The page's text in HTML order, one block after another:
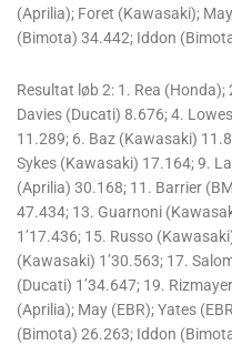
(Aprilia); Foret (Kawasaki);
(Bimota) 34.442; Iddon
Resultat løb 2: 1. Rea
Davies (Ducati) 8.676; 4.
11.289; 6. Baz (Kawasaki)
Sykes (Kawasaki) 17.164; 9.
(Aprilia) 30.168; 11. Barrier
47.434; 13. Guarnoni
1’17.436; 15. Russo
(Kawasaki) 1’30.563; 17.
(Ducati) 1’34.647; 19.
(Aprilia); May (EBR); Yates
(Bimota) 26.263; Iddon